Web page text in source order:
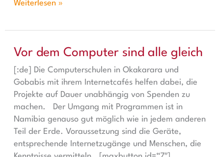
Weiterlesen »
Vor dem Computer sind alle gleich
[:de] Die Computerschulen in Okakarara und
Gobabis mit ihrem Internetcafés helfen dabei, die
Projekte auf Dauer unabhängig von Spenden zu
machen. Der Umgang mit Programmen ist in
Namibia genauso gut möglich wie in jedem anderen
Teil der Erde. Voraussetzung sind die Geräte,
entsprechende Internetzugänge und Menschen, die
Vor dem Computer sind alle gleich